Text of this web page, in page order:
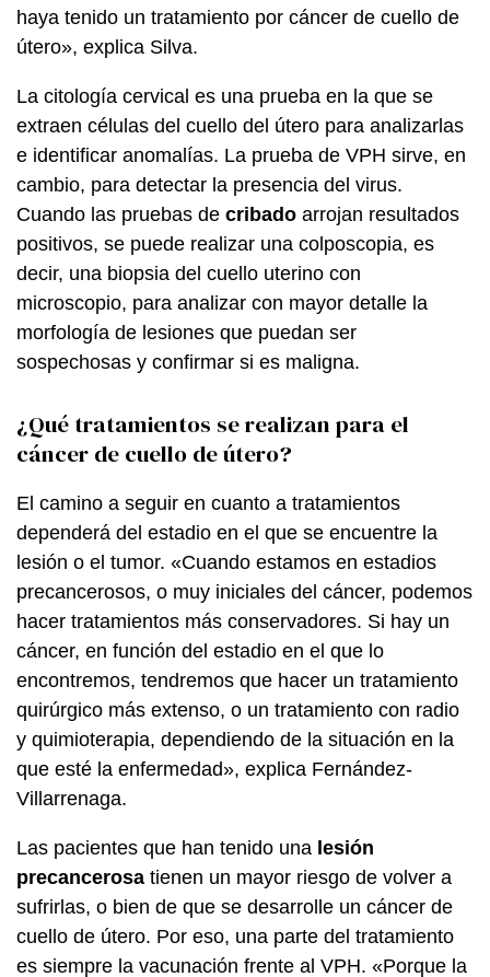
haya tenido un tratamiento por cáncer de cuello de
útero», explica Silva.
La citología cervical es una prueba en la que se
extraen células del cuello del útero para analizarlas
e identificar anomalías. La prueba de VPH sirve, en
cambio, para detectar la presencia del virus.
Cuando las pruebas de cribado arrojan resultados
positivos, se puede realizar una colposcopia, es
decir, una biopsia del cuello uterino con
microscopio, para analizar con mayor detalle la
morfología de lesiones que puedan ser
sospechosas y confirmar si es maligna.
¿Qué tratamientos se realizan para el
cáncer de cuello de útero?
El camino a seguir en cuanto a tratamientos
dependerá del estadio en el que se encuentre la
lesión o el tumor. «Cuando estamos en estadios
precancerosos, o muy iniciales del cáncer, podemos
hacer tratamientos más conservadores. Si hay un
cáncer, en función del estadio en el que lo
encontremos, tendremos que hacer un tratamiento
quirúrgico más extenso, o un tratamiento con radio
y quimioterapia, dependiendo de la situación en la
que esté la enfermedad», explica Fernández-
Villarrenaga.
Las pacientes que han tenido una lesión
precancerosa tienen un mayor riesgo de volver a
sufrirlas, o bien de que se desarrolle un cáncer de
cuello de útero. Por eso, una parte del tratamiento
es siempre la vacunación frente al VPH. «Porque la